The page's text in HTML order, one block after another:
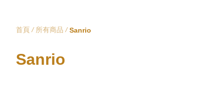
首頁 / 所有商品 / Sanrio
Sanrio